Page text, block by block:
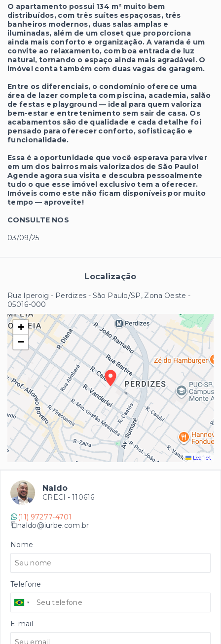
O apartamento possui 134 m² muito bem
distribuídos, com três suítes espaçosas, três
banheiros modernos, duas salas amplas e
iluminadas, além de um closet que proporciona
ainda mais conforto e organização. A varanda é um
convite ao relaxamento, com boa entrada de luz
natural, tornando o espaço ainda mais agradável. O
imóvel conta também com duas vagas de garagem.
Entre os diferenciais, o condomínio oferece uma
área de lazer completa com piscina, academia, salão
de festas e playground — ideal para quem valoriza
bem-estar e entretenimento sem sair de casa. Os
acabamentos são de qualidade e cada detalhe foi
pensado para oferecer conforto, sofisticação e
funcionalidade.
Essa é a oportunidade que você esperava para viver
em um dos bairros mais valorizados de São Paulo!
Agende agora sua visita e descubra pessoalmente
tudo o que esse imóvel exclusivo tem a oferecer.
Imóveis como este não ficam disponíveis por muito
tempo — aproveite!
CONSULTE NOS
03/09/25
Localização
Rua Iperoig - Perdizes - São Paulo/SP, Zona Oeste -
05016-000
+
−
Leaflet
Naldo
CRECI - 110616
(11) 97277-4701
naldo@iurbe.com.br
Nome
Telefone
E-mail